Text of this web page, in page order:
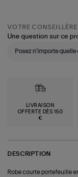
VOTRE CONSEILLÈRE
Une question sur ce
LIVRAISON
OFFERTE DÈS 150
€
DESCRIPTION
Robe courte portefeuille